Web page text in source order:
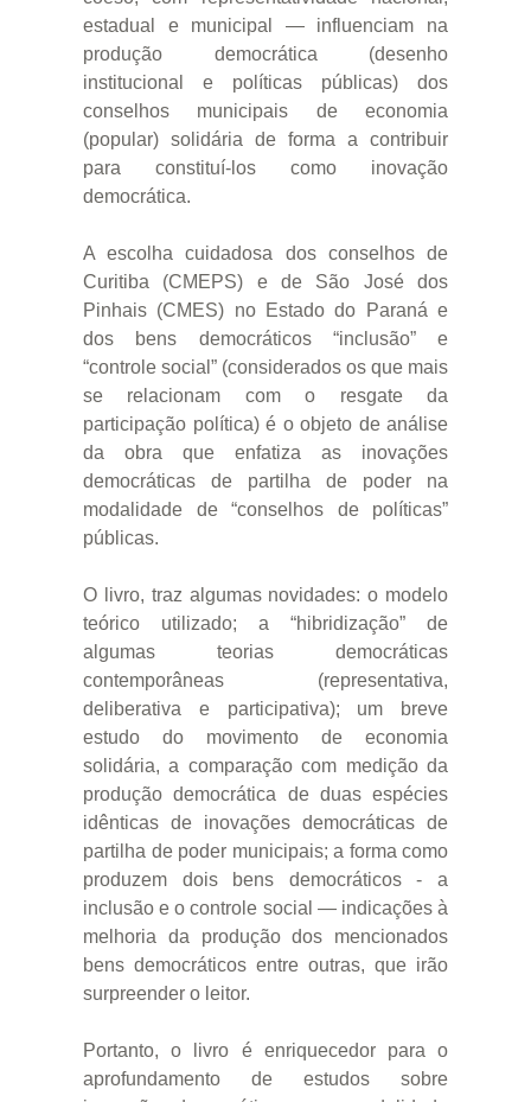
estadual e municipal — influenciam na
produção democrática (desenho
institucional e políticas públicas) dos
conselhos municipais de economia
(popular) solidária de forma a contribuir
para constituí-los como inovação
democrática.
A escolha cuidadosa dos conselhos de
Curitiba (CMEPS) e de São José dos
Pinhais (CMES) no Estado do Paraná e
dos bens democráticos “inclusão” e
“controle social” (considerados os que mais
se relacionam com o resgate da
participação política) é o objeto de análise
da obra que enfatiza as inovações
democráticas de partilha de poder na
modalidade de “conselhos de políticas”
públicas.
O livro, traz algumas novidades: o modelo
teórico utilizado; a “hibridização” de
algumas teorias democráticas
contemporâneas (representativa,
deliberativa e participativa); um breve
estudo do movimento de economia
solidária, a comparação com medição da
produção democrática de duas espécies
idênticas de inovações democráticas de
partilha de poder municipais; a forma como
produzem dois bens democráticos - a
inclusão e o controle social — indicações à
melhoria da produção dos mencionados
bens democráticos entre outras, que irão
surpreender o leitor.
Portanto, o livro é enriquecedor para o
aprofundamento de estudos sobre